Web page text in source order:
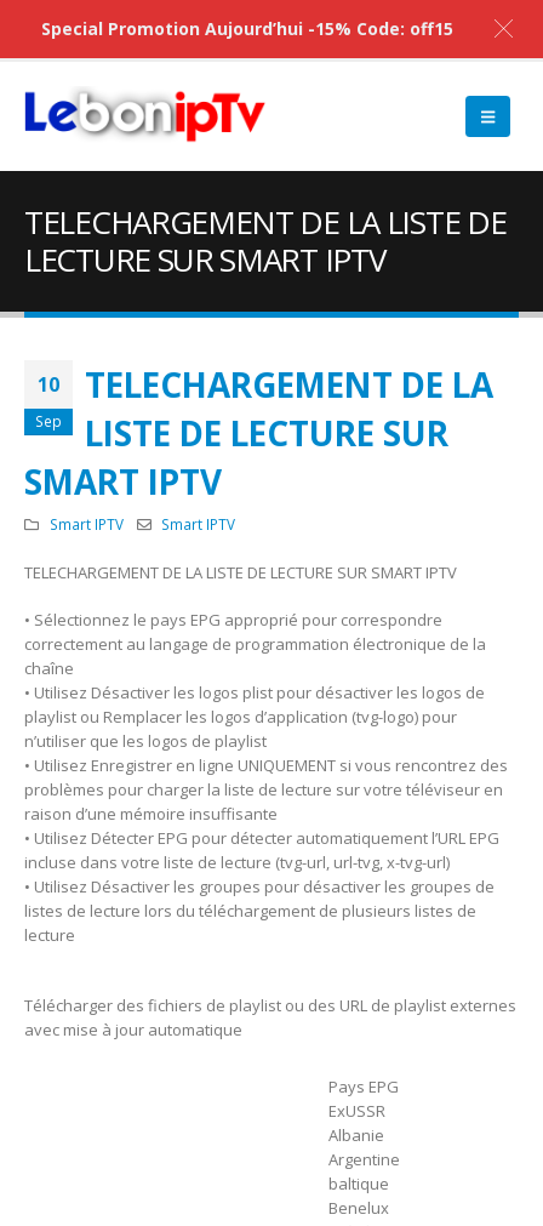
TELECHARGEMENT DE LA LISTE DE
LECTURE SUR SMART IPTV
10
Sep
TELECHARGEMENT DE LA
LISTE DE LECTURE SUR
SMART IPTV
Smart IPTV Smart IPTV
TELECHARGEMENT DE LA LISTE DE LECTURE SUR SMART IPTV
• Sélectionnez le pays EPG approprié pour correspondre
correctement au langage de programmation électronique de la
chaîne
• Utilisez Désactiver les logos plist pour désactiver les logos de
playlist ou Remplacer les logos d’application (tvg-logo) pour
n’utiliser que les logos de playlist
• Utilisez Enregistrer en ligne UNIQUEMENT si vous rencontrez des
problèmes pour charger la liste de lecture sur votre téléviseur en
raison d’une mémoire insuffisante
• Utilisez Détecter EPG pour détecter automatiquement l’URL EPG
incluse dans votre liste de lecture (tvg-url, url-tvg, x-tvg-url)
• Utilisez Désactiver les groupes pour désactiver les groupes de
listes de lecture lors du téléchargement de plusieurs listes de
lecture
Télécharger des fichiers de playlist ou des URL de playlist externes
avec mise à jour automatique
Pays EPG
ExUSSR
Albanie
Argentine
baltique
Benelux
Special Promotion Aujourd’hui -15% Code: off15